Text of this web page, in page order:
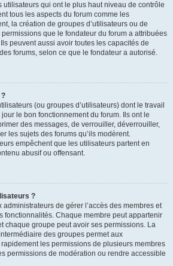
utilisateurs qui ont le plus haut niveau de contrôle
tous les aspects du forum comme les
la création de groupes d’utilisateurs ou de
que le fondateur du forum a attribuées
peuvent aussi avoir toutes les capacités de
forums, selon ce que le fondateur a autorisé.
(ou groupes d’utilisateurs) dont le travail
le bon fonctionnement du forum. Ils ont le
des messages, de verrouiller, déverrouiller,
les sujets des forums qu’ils modèrent.
empêchent que les utilisateurs partent en
abusif ou offensant.
?
administrateurs de gérer l’accès des membres et
fonctionnalités. Chaque membre peut appartenir
chaque groupe peut avoir ses permissions. La
des groupes permet aux
les permissions de plusieurs membres
permissions de modération ou rendre accessible